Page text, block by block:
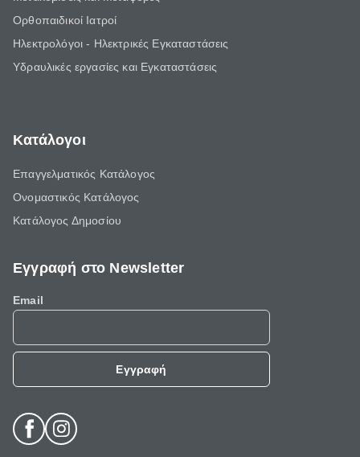
Ορθοπαιδικοί Ιατροί
Ηλεκτρολόγοι - Ηλεκτρικές Εγκαταστάσεις
Υδραυλικές εργασίες και Εγκαταστάσεις
Κατάλογοι
Επαγγελματικός Κατάλογος
Ονομαστικός Κατάλογος
Κατάλογος Δημοσίου
Εγγραφή στο Newsletter
Email
Εγγραφή